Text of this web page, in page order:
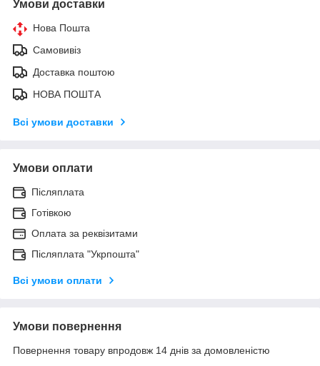
Умови доставки
Нова Пошта
Самовивіз
Доставка поштою
НОВА ПОШТА
Всі умови доставки
Умови оплати
Післяплата
Готівкою
Оплата за реквізитами
Післяплата "Укрпошта"
Всі умови оплати
Умови повернення
Повернення товару впродовж 14 днів за домовленістю